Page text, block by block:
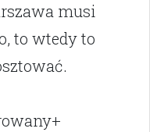
musi
to wtedy to